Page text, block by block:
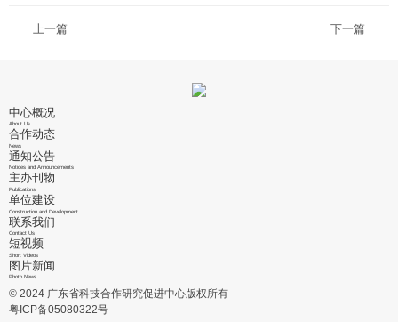
上一篇 下一篇
中心概况
About Us
合作动态
News
通知公告
Notices and Announcements
主办刊物
Publications
单位建设
Construction and Development
联系我们
Contact Us
短视频
Short Videos
图片新闻
Photo News
© 2024 广东省科技合作研究促进中心版权所有
粤ICP备05080322号